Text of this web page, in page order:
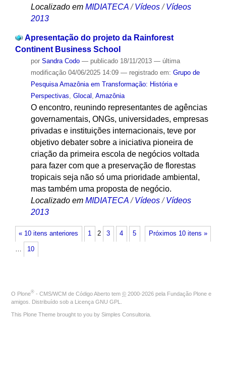
Localizado em MIDIATECA /Vídeos /Vídeos
2013
Apresentação do projeto da Rainforest
Continent Business School
por Sandra Codo — publicado18/11/2013 — última
modificação04/06/2025 14:09 — registrado em: Grupo de
Pesquisa Amazônia em Transformação: História e
Perspectivas, Glocal , Amazônia
O encontro, reunindo representantes de agências
governamentais, ONGs, universidades, empresas
privadas e instituições internacionais, teve por
objetivo debater sobre a iniciativa pioneira de
criação da primeira escola de negócios voltada
para fazer com que a preservação de florestas
tropicais seja não só uma prioridade ambiental,
mas também uma proposta de negócio.
Localizado em MIDIATECA /Vídeos /Vídeos
2013
« 10 itens anteriores Próximos 10 itens »
1 2 3 4 5
… 10
O Plone® - CMS/WCM de Código Aberto tem © 2000-2026 pela Fundação Plone e
amigos. Distribuído sob a Licença GNU GPL
This Plone Theme brought to you by Simples Consultoria